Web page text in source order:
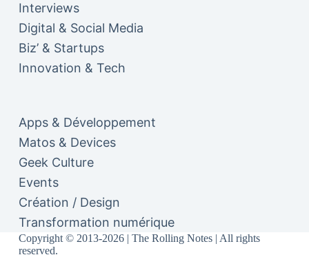
Interviews
Digital & Social Media
Biz’ & Startups
Innovation & Tech
Apps & Développement
Matos & Devices
Geek Culture
Events
Création / Design
Transformation numérique
Copyright © 2013-2026 | The Rolling Notes | All rights
reserved.